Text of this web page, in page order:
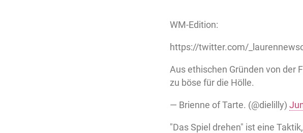
WM-Edition:
https://twitter.com/
Aus ethischen Gründen von der
zu böse für die Hölle.
— Brienne of Tarte. (@dielilly)
"Das Spiel drehen" ist eine